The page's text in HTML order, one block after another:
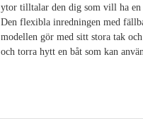
ytor tilltalar den dig som vill ha en
Den flexibla inredningen med
modellen gör med sitt stora tak
och torra hytt en båt som kan